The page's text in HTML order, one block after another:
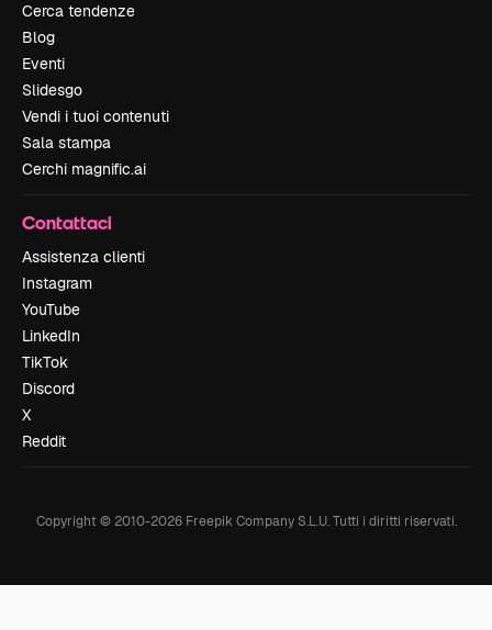
Cerca tendenze
Blog
Eventi
Slidesgo
Vendi i tuoi contenuti
Sala stampa
Cerchi magnific.ai
Contattaci
Assistenza clienti
Instagram
YouTube
LinkedIn
TikTok
Discord
X
Reddit
Copyright © 2010-2026Freepik Company S.L.U. Tutti i diritti riservati.